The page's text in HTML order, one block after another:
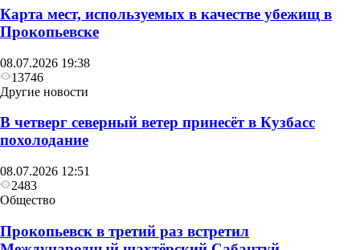
Карта мест, используемых в качестве убежищ в
Прокопьевске
08.07.2026 19:38
13746
Другие новости
В четверг северный ветер принесёт в Кузбасс
похолодание
08.07.2026 12:51
2483
Общество
Прокопьевск в третий раз встретил